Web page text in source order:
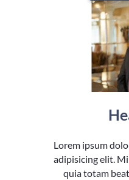
Lorem ipsum
adipisicing elit.
quia totam